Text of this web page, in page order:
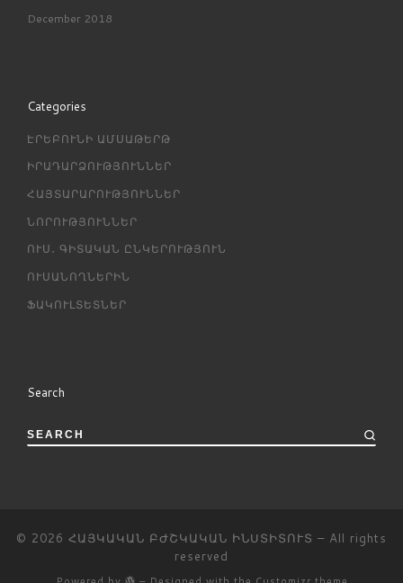
December 2018
Categories
ԷՐԵԲՈՒՆԻ ԱՄՍԱԹԵՐԹ
ԻՐԱԴԱՐՁՈՒԹՅՈՒՆՆԵՐ
ՀԱՅՏԱՐԱՐՈՒԹՅՈՒՆՆԵՐ
ՆՈՐՈՒԹՅՈՒՆՆԵՐ
ՈՒՍ․ ԳԻՏԱԿԱՆ ԸՆԿԵՐՈՒԹՅՈՒՆ
ՈՒՍԱՆՈՂՆԵՐԻՆ
ՖԱԿՈՒԼՏԵՏՆԵՐ
Search
SEARCH
© 2026 ՀԱՅԿԱԿԱՆ ԲԺՇԿԱԿԱՆ ԻՆՍՏԻՏՈՒՏ – All rights
reserved